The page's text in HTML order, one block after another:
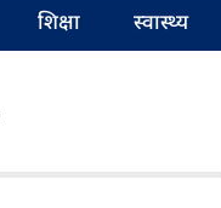
शिक्षा स्वास्थ्य